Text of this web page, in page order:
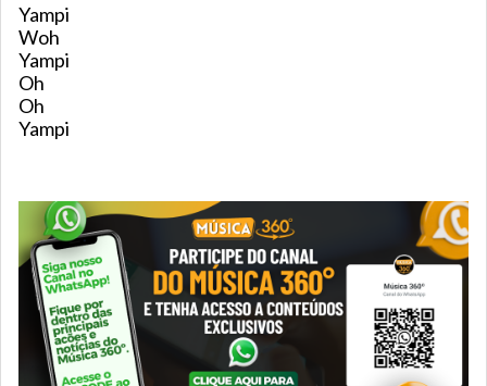
Yampi
Woh
Yampi
Oh
Oh
Yampi